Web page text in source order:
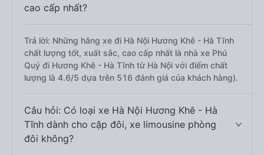
cao cấp nhất?
Trả lời: Những hãng xe đi Hà Nội Hương Khê - Hà Tĩnh
chất lượng tốt, xuất sắc, cao cấp nhất là nhà xe Phú
Quý đi Hương Khê - Hà Tĩnh từ Hà Nội với điểm chất
lượng là 4.6/5 dựa trên 516 đánh giá của khách hàng).
Câu hỏi: Có loại xe Hà Nội Hương Khê - Hà
Tĩnh dành cho cặp đôi, xe limousine phòng
đôi không?